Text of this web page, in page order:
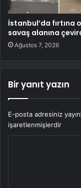
İstanbul’da fırtına
savaş alanına
Ağustos 7, 2026
Bir yanıt yazın
E-posta adresiniz
işaretlenmişlerdir